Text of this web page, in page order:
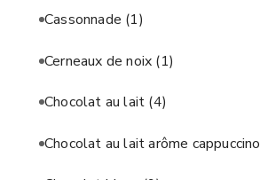
Cassonnade (1)
Cerneaux de noix (1)
Chocolat au lait (4)
Chocolat au lait arôme cappuccino